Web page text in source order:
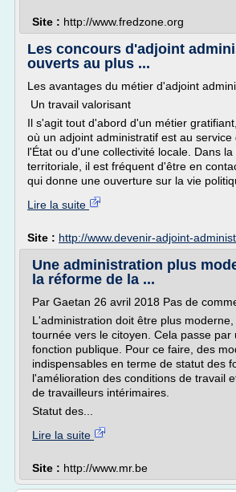
Site : http://www.fredzone.org
Les concours d'adjoint
ouverts au plus ...
Les avantages du métier d'adjoint
Un travail valorisant
Il s'agit tout d'abord d'un métier
où un adjoint administratif est au
l'État ou d'une collectivité locale. Dans
territoriale, il est fréquent d'être en
qui donne une ouverture sur la vie
Lire la suite
Site : http://www.devenir-adjoint-
Une administration plus
la réforme de la ...
Par Gaetan 26 avril 2018 Pas de
L'administration doit être plus
tournée vers le citoyen. Cela passe par
fonction publique. Pour ce faire, des
indispensables en terme de statut des
l'amélioration des conditions de travail
de travailleurs intérimaires.
Statut des...
Lire la suite
Site : http://www.mr.be